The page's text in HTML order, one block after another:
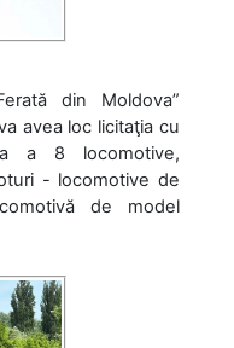
din Moldova”
avea loc licitaţia cu
a 8 locomotive,
- locomotive de
de model